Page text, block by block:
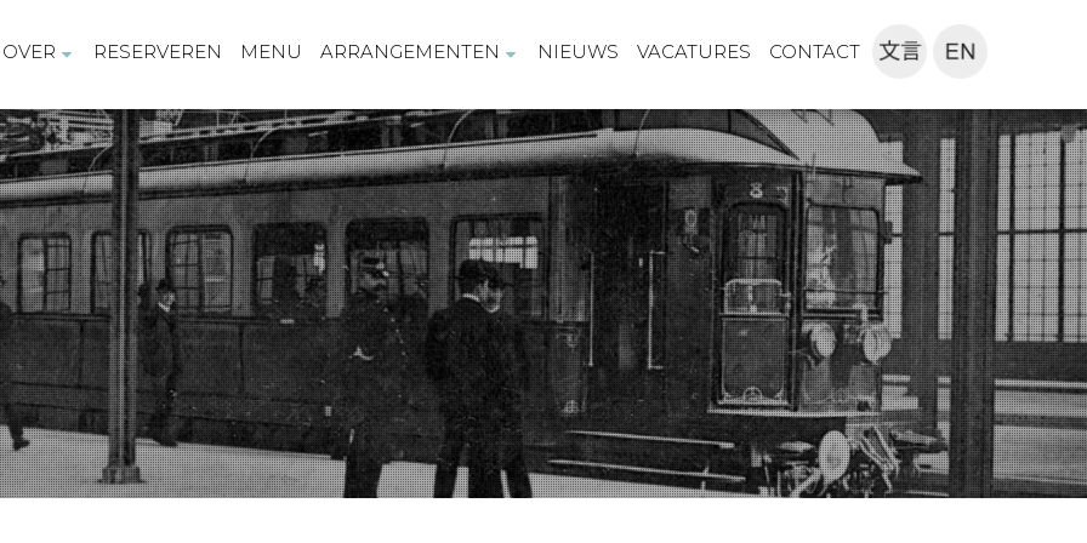
OVER RESERVEREN MENU ARRANGEMENTEN NIEUWS VACATURES CONTACT